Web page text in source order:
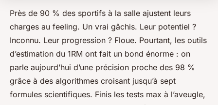
Près de 90 % des sportifs à la salle ajustent leurs
charges au feeling. Un vrai gâchis. Leur potentiel ?
Inconnu. Leur progression ? Floue. Pourtant, les outils
d’estimation du 1RM ont fait un bond énorme : on
parle aujourd’hui d’une précision proche des 98 %
grâce à des algorithmes croisant jusqu’à sept
formules scientifiques. Finis les tests max à l’aveugle,